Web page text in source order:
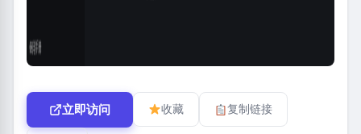
立即访问 收藏 复制链接